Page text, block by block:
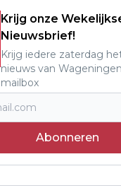
Krijg onze
Nieuwsbrief!
Krijg iedere zaterdag
nieuws van
mailbox
Abonneren